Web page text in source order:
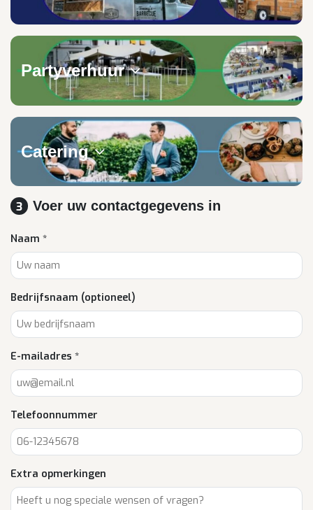
Partyverhuur
Catering
3 Voer uw contactgegevens in
Naam *
Bedrijfsnaam (optioneel)
E-mailadres *
Telefoonnummer
Extra opmerkingen